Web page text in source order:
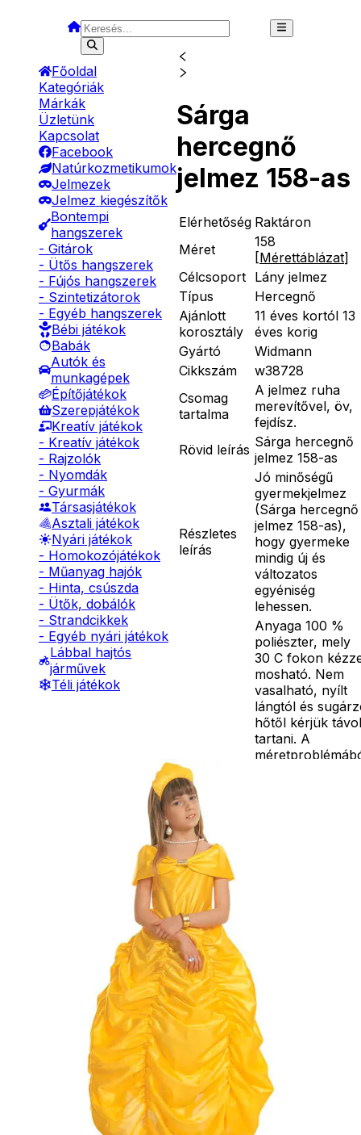
Főoldal
Kategóriák
Márkák
Üzletünk
Kapcsolat
Facebook
Natúrkozmetikumok
Jelmezek
Jelmez kiegészítők
Bontempi
hangszerek
- Gitárok
- Ütős hangszerek
- Fújós hangszerek
- Szintetizátorok
- Egyéb hangszerek
Bébi játékok
Babák
Autók és
munkagépek
Építőjátékok
Szerepjátékok
Kreatív játékok
- Kreatív játékok
- Rajzolók
- Nyomdák
- Gyurmák
Társasjátékok
Asztali játékok
Nyári játékok
- Homokozójátékok
- Műanyag hajók
- Hinta, csúszda
- Ütők, dobálók
- Strandcikkek
- Egyéb nyári játékok
Lábbal hajtós
járművek
Téli játékok
Sárga
hercegnő
jelmez 158-as
Elérhetőség Raktáron
Méret
158
[Mérettáblázat]
Célcsoport Lány jelmez
Típus
Hercegnő
Ajánlott
korosztály
11 éves kortól 13
éves korig
Gyártó
Widmann
Cikkszám
w38728
Csomag
tartalma
A jelmez ruha
merevítővel, öv,
fejdísz.
Rövid leírás Sárga hercegnő
jelmez 158-as
Részletes
leírás
Jó minőségű
gyermekjelmez
(Sárga hercegnő
jelmez 158-as),
hogy gyermeke
mindig új és
változatos
egyéniség
lehessen.
Egyéb
Anyaga 100 %
poliészter, mely
30 C fokon
mosható. Nem
vasalható, nyílt
lángtól és
hőtől kérjük távol
tartani. A
tartalmazzák a
kiegészítőket,
például harisnya,
ékszer, cipő,
paróka, kesztyű,
kardok, kemény
kalapok,
varázspálca,
seprű, szakáll,
bajusz, műanyag